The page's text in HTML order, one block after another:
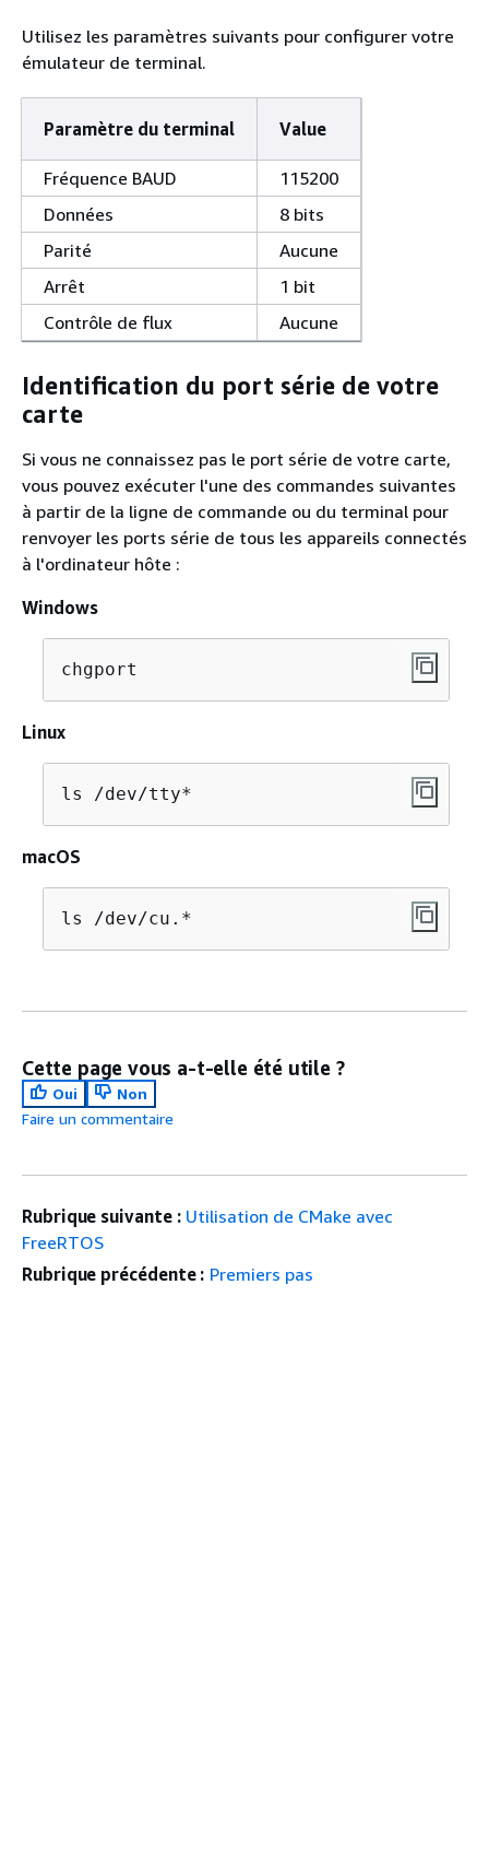
Utilisez les paramètres suivants pour configurer votre
émulateur de terminal.
Paramètre du terminal Value
Fréquence BAUD
115200
Données
8 bits
Parité
Aucune
Arrêt
1 bit
Contrôle de flux
Aucune
Identification du port série de votre
carte
Si vous ne connaissez pas le port série de votre carte,
vous pouvez exécuter l'une des commandes suivantes
à partir de la ligne de commande ou du terminal pour
renvoyer les ports série de tous les appareils connectés
à l'ordinateur hôte :
Windows
chgport
Linux
ls /dev/tty*
macOS
ls /dev/cu.*
Cette page vous a-t-elle été utile ?
Oui
Non
Faire un commentaire
Rubrique suivante : Utilisation de CMake avec
FreeRTOS
Rubrique précédente : Premiers pas